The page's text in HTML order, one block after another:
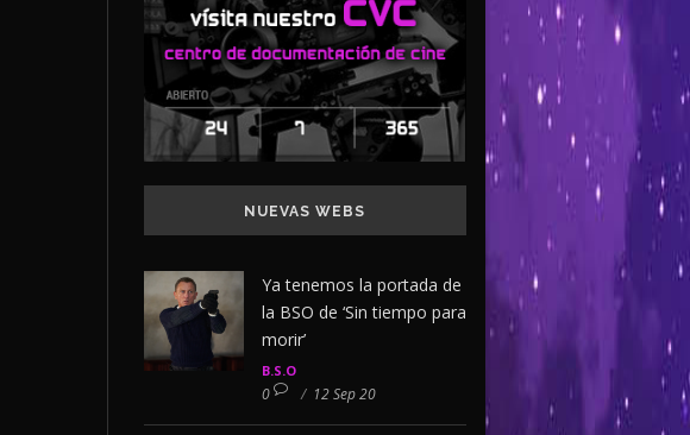
NUEVAS WEBS
Ya tenemos la portada de
la BSO de ‘Sin tiempo para
morir’
B.S.O
0 / 12 Sep 20